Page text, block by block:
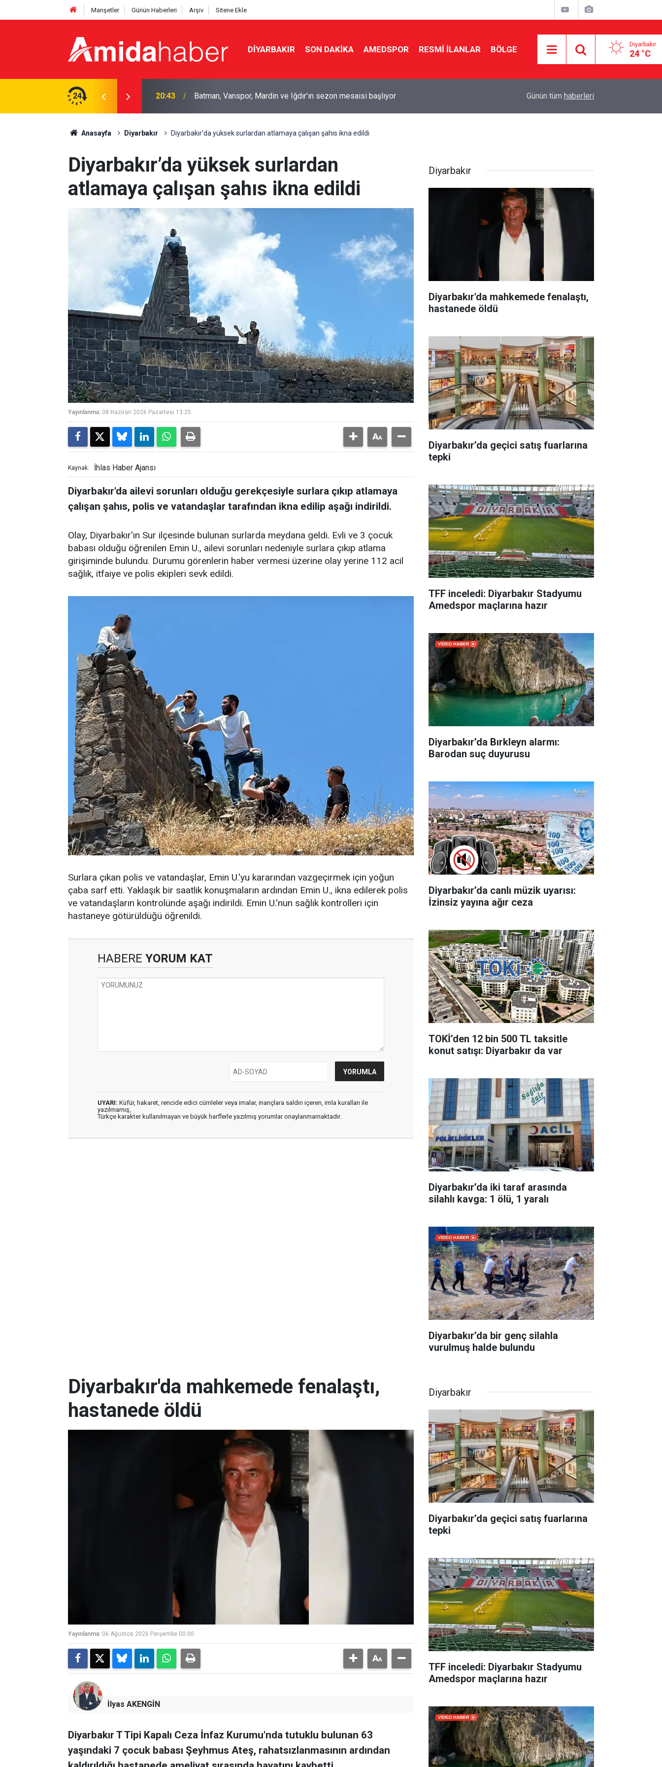
Manşetler Günün Haberleri Arşiv Sitene Ekle
DIYARBAKIR SON DAKIKA AMEDSPOR RESMI İLANLAR BÖLGE Diyarbakır
24 °C
24
sezon mesaisi başlıyor 19:58 Hasankeyf’te baraj gölünde kadın cesedi bulundu TFF inceledi: Diyarbakır Stadyumu Amedspor
Günün tüm haberleri
Anasayfa Diyarbakır Diyarbakır’da yüksek surlardan atlamaya çalışan şahıs ikna edildi
Diyarbakır’da yüksek surlardan
atlamaya çalışan şahıs ikna edildi
Yayınlanma: 08 Haziran 2026 Pazartesi 13:25
Kaynak: İhlas Haber Ajansı
Diyarbakır'da ailevi sorunları olduğu gerekçesiyle surlara çıkıp atlamaya
çalışan şahıs, polis ve vatandaşlar tarafından ikna edilip aşağı indirildi.
Olay, Diyarbakır'ın Sur ilçesinde bulunan surlarda meydana geldi. Evli ve 3 çocuk
babası olduğu öğrenilen Emin U., ailevi sorunları nedeniyle surlara çıkıp atlama
girişiminde bulundu. Durumu görenlerin haber vermesi üzerine olay yerine 112 acil
sağlık, itfaiye ve polis ekipleri sevk edildi.
Surlara çıkan polis ve vatandaşlar, Emin U.'yu kararından vazgeçirmek için yoğun
çaba sarf etti. Yaklaşık bir saatlik konuşmaların ardından Emin U., ikna edilerek polis
ve vatandaşların kontrolünde aşağı indirildi. Emin U.'nun sağlık kontrolleri için
hastaneye götürüldüğü öğrenildi.
HABERE YORUM KAT
UYARI: Küfür, hakaret, rencide edici cümleler veya imalar, inançlara saldırı içeren, imla kuralları ile
yazılmamış,
Türkçe karakter kullanılmayan ve büyük harflerle yazılmış yorumlar onaylanmamaktadır.
Diyarbakır
Diyarbakır'da mahkemede fenalaştı,
hastanede öldü
Diyarbakır’da geçici satış fuarlarına
tepki
TFF inceledi: Diyarbakır Stadyumu
Amedspor maçlarına hazır
Diyarbakır’da Bırkleyn alarmı:
Barodan suç duyurusu
Diyarbakır’da canlı müzik uyarısı:
İzinsiz yayına ağır ceza
TOKİ’den 12 bin 500 TL taksitle
konut satışı: Diyarbakır da var
Diyarbakır’da iki taraf arasında
silahlı kavga: 1 ölü, 1 yaralı
Diyarbakır’da bir genç silahla
vurulmuş halde bulundu
Diyarbakır'da mahkemede fenalaştı,
hastanede öldü
Yayınlanma: 06 Ağustos 2026 Perşembe 00:00
İlyas AKENGİN
Diyarbakır T Tipi Kapalı Ceza İnfaz Kurumu'nda tutuklu bulunan 63
yaşındaki 7 çocuk babası Şeyhmus Ateş, rahatsızlanmasının ardından
Diyarbakır
Diyarbakır’da geçici satış fuarlarına
tepki
TFF inceledi: Diyarbakır Stadyumu
Amedspor maçlarına hazır